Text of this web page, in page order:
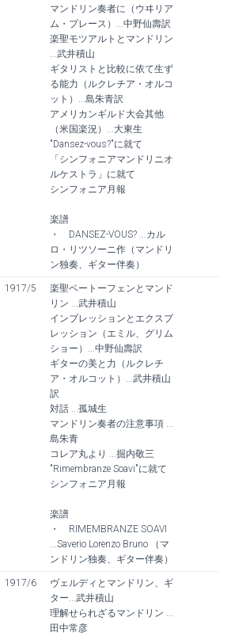
マンドリン奏者に（ウヰリア
ム・プレース）...中野仙壽訳
楽聖モツアルトとマンドリン
...武井積山
ギタリストと比較に依て生ず
る能力（ルクレチア・オルコ
ット）...島朱青訳
アメリカンギルド大会其他
（米国楽況）...大東生
"Dansez-vous?"に就て
「シンフォニアマンドリニオ
ルケストラ」に就て
シンフォニア月報
楽譜
・ DANSEZ-VOUS? ...カル
ロ・リツソーニ作（マンドリ
ン独奏、ギター伴奏）
1917/5
楽聖ベートーフェンとマンド
リン ...武井積山
インブレッションとエクスプ
レッション（エミル、グリム
ショー）...中野仙壽訳
ギターの美と力（ルクレチ
ア・オルコット）...武井積山
訳
対話 ...孤城生
マンドリン奏者の注意事項 ...
島朱青
コレア丸より ...掘内敬三
"Rimembranze Soavi"に就て
シンフォニア月報
楽譜
・ RIMEMBRANZE SOAVI
...Saverio Lorenzo Bruno （マ
ンドリン独奏、ギター伴奏）
1917/6
ヴェルディとマンドリン、ギ
ター...武井積山
理解せられざるマンドリン ...
田中常彦